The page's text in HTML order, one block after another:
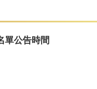
單公告時間